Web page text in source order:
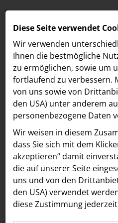
MELDUNGEN
LOEBELL NORDBERG
INNER
aehre
Astoria Artshow
B/S/H Hausgeräte
Meldungen / Paradies Garten
Text Bilder
09.08.2023
Paradies
Festival
Diese Seite verwendet
Wir verwenden
Ihnen die best­mögliche
zu ermöglichen, sowie um
fortlaufend zu verbessern.
von uns sowie von
den USA) unter anderem
personenbezogene Daten
Wir weisen in diesem
dass Sie sich mit dem
akzeptieren“ damit
die auf unserer Seite
uns und von den
den USA) verwendet
diese Zustimmung